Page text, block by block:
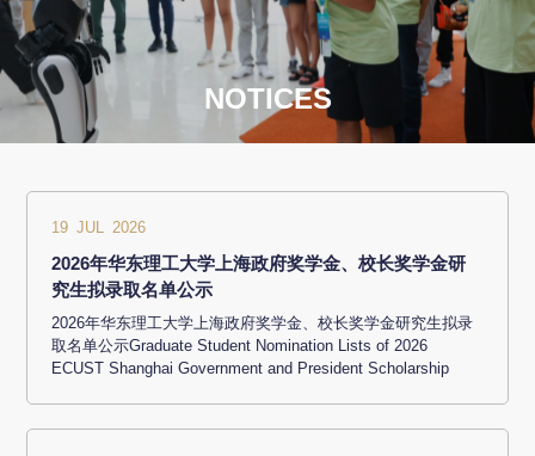
19 JUL 2026
2026年华东理工大学上海政府奖学金、校长奖学金研
究生拟录取名单公示
2026年华东理工大学上海政府奖学金、校长奖学金研究生拟录
取名单公示Graduate Student Nomination Lists of 2026
ECUST Shanghai Government and President Scholarship